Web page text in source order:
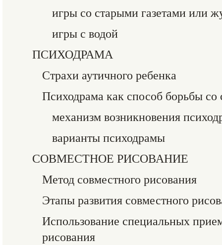
игры со старыми газетами или
игры с водой
ПСИХОДРАМА
Страхи аутичного ребенка
Психодрама как способ борьбы со
механизм возникновения
варианты психодрамы
СОВМЕСТНОЕ РИСОВАНИЕ
Метод совместного рисования
Этапы развития совместного
Использование специальных
рисования